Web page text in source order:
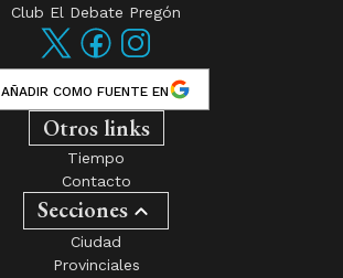
Club El Debate Pregón
AÑADIR COMO FUENTE EN
Otros links
Tiempo
Contacto
Secciones
Ciudad
Provinciales